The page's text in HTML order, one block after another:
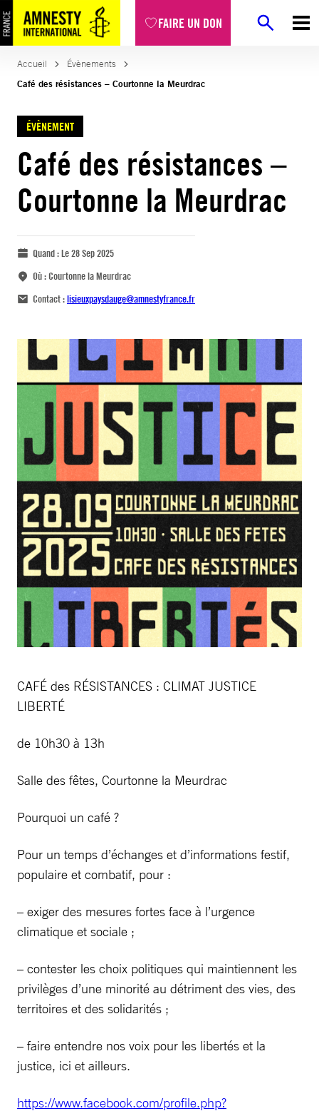
FAIRE UN DON
Accueil
Évènements
Café des résistances – Courtonne la Meurdrac
ÉVÈNEMENT
Café des résistances –
Courtonne la Meurdrac
Quand :Le 28 Sep 2025
Où :Courtonne la Meurdrac
Contact :lisieuxpaysdauge@amnestyfrance.fr
CAFÉ des RÉSISTANCES : CLIMAT JUSTICE
LIBERTÉ
de 10h30 à 13h
Salle des fêtes, Courtonne la Meurdrac
Pourquoi un café ?
Pour un temps d’échanges et d’informations festif,
populaire et combatif, pour :
– exiger des mesures fortes face à l’urgence
climatique et sociale ;
– contester les choix politiques qui maintiennent les
privilèges d’une minorité au détriment des vies, des
territoires et des solidarités ;
– faire entendre nos voix pour les libertés et la
justice, ici et ailleurs.
https://www.facebook.com/profile.php?